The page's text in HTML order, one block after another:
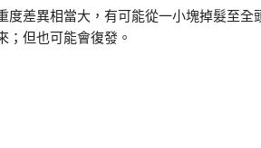
度差異相當大，有可能從一小塊掉髮至
；但也可能會復發。